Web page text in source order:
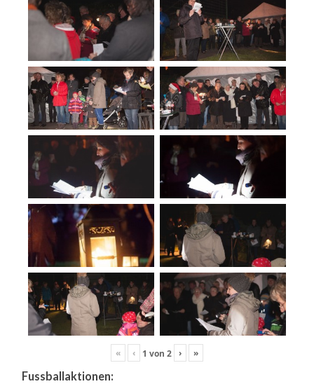
« ‹ 1 von 2 › »
Fussballaktionen: